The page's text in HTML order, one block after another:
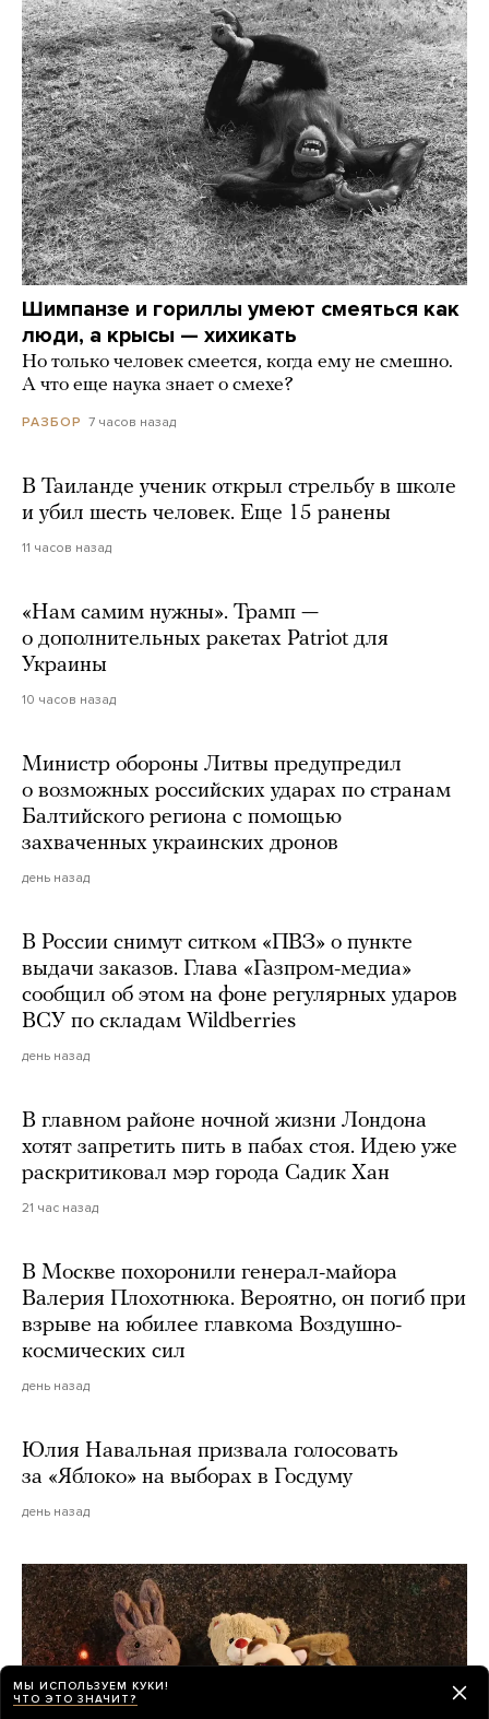
Шимпанзе и гориллы умеют смеяться как
люди, а крысы — хихикать
Но только человек смеется, когда ему не смешно.
А что еще наука знает о смехе?
РАЗБОР 7 часов назад
В Таиланде ученик открыл стрельбу в школе
и убил шесть человек. Еще 15 ранены
11 часов назад
«Нам самим нужны». Трамп —
о дополнительных ракетах Patriot для
Украины
10 часов назад
Министр обороны Литвы предупредил
о возможных российских ударах по странам
Балтийского региона с помощью
захваченных украинских дронов
день назад
В России снимут ситком «ПВЗ» о пункте
выдачи заказов. Глава «Газпром-медиа»
сообщил об этом на фоне регулярных ударов
ВСУ по складам Wildberries
день назад
В главном районе ночной жизни Лондона
хотят запретить пить в пабах стоя. Идею уже
раскритиковал мэр города Садик Хан
21 час назад
В Москве похоронили генерал-майора
Валерия Плохотнюка. Вероятно, он погиб при
взрыве на юбилее главкома Воздушно-
космических сил
день назад
Юлия Навальная призвала голосовать
за «Яблоко» на выборах в Госдуму
день назад
МЫ ИСПОЛЬЗУЕМ КУКИ!
ЧТО ЭТО ЗНАЧИТ?